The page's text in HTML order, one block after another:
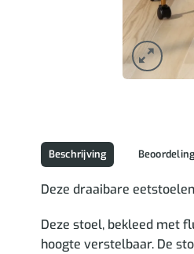
Beschrijving
Deze draaibare
Deze stoel, bekleed met
hoogte verstelbaar. De